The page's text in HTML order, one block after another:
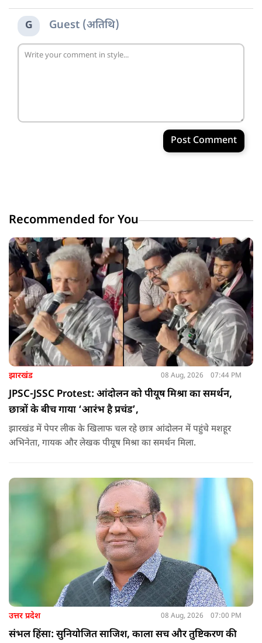
G Guest (अतिथि)
Post Comment
Recommended for You
झारखंड 08 Aug, 2026 07:44 PM
JPSC-JSSC Protest: आंदोलन को पीयूष मिश्रा का समर्थन,
छात्रों के बीच गाया ‘आरंभ है प्रचंड’,
झारखंड में पेपर लीक के खिलाफ चल रहे छात्र आंदोलन में पहुंचे मशहूर
अभिनेता, गायक और लेखक पीयूष मिश्रा का समर्थन मिला.
उत्तर प्रदेश 08 Aug, 2026 07:00 PM
संभल हिंसा: सुनियोजित साजिश, काला सच और तुष्टिकरण की